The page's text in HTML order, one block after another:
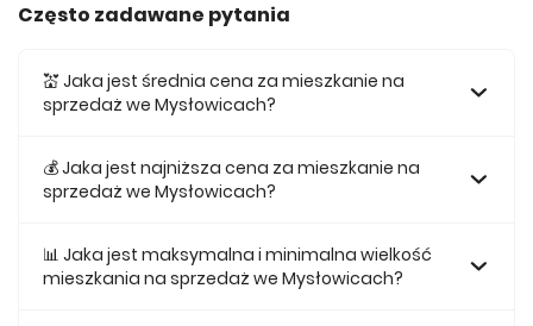
Często zadawane pytania
💒 Jaka jest średnia cena za mieszkanie na
sprzedaż we Mysłowicach?
wynosi 746 263 zł.
💰 Jaka jest najniższa cena za mieszkanie na
sprzedaż we Mysłowicach?
wynosi 699 000 zł.
📊 Jaka jest maksymalna i minimalna wielkość
mieszkania na sprzedaż we Mysłowicach?